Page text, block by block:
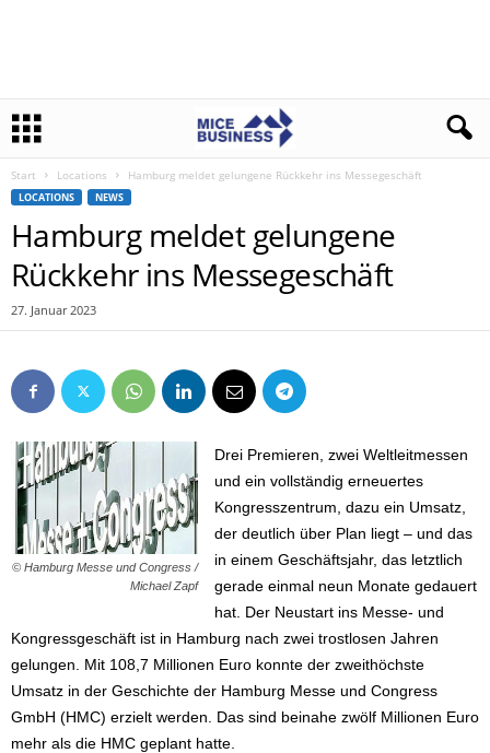
Start Locations Hamburg meldet gelungene Rückkehr ins Messegeschäft
LOCATIONS NEWS
Hamburg meldet gelungene
Rückkehr ins Messegeschäft
27. Januar 2023
© Hamburg Messe und Congress /
Michael Zapf
Drei Premieren, zwei Weltleitmessen
und ein vollständig erneuertes
Kongresszentrum, dazu ein Umsatz,
der deutlich über Plan liegt – und das
in einem Geschäftsjahr, das letztlich
gerade einmal neun Monate gedauert
hat. Der Neustart ins Messe- und
Kongressgeschäft ist in Hamburg nach zwei trostlosen Jahren
gelungen. Mit 108,7 Millionen Euro konnte der zweithöchste
Umsatz in der Geschichte der Hamburg Messe und Congress
GmbH (HMC) erzielt werden. Das sind beinahe zwölf Millionen Euro
mehr als die HMC geplant hatte.